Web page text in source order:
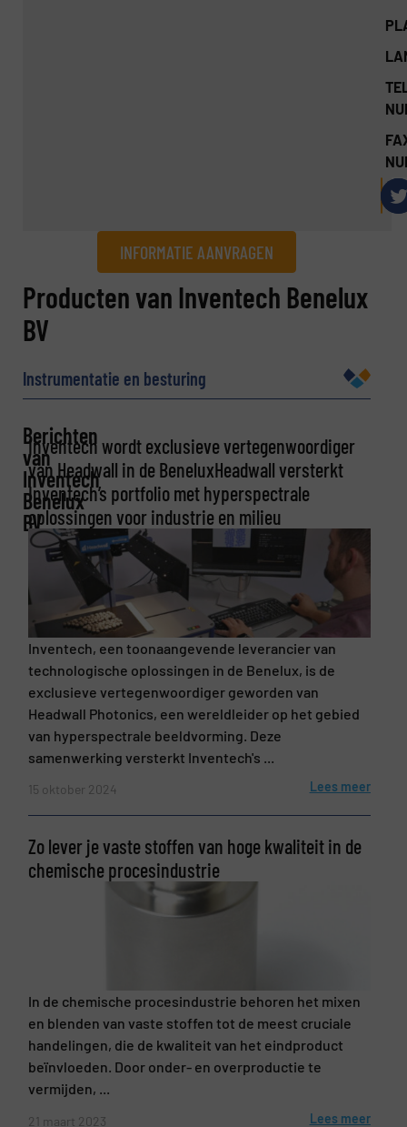
INFORMATIE AANVRAGEN
Informatie aanvragen
Naam
E-mail(Vereist)
Telefoonnummer
Onderwerp (Vereist)
Bericht (Vereist)
Nieuwsbrief
Ja, schrijf mij in voor de BulkTech
nieuwsbrieven.
CAPTCHA
Producten van Inventech Benelux
BV
Instrumentatie en besturing
Berichten
van
Inventech
Benelux
BV
Inventech wordt exclusieve vertegenwoordiger
van Headwall in de BeneluxHeadwall versterkt
Inventech’s portfolio met hyperspectrale
oplossingen voor industrie en milieu
Inventech, een toonaangevende leverancier van
technologische oplossingen in de Benelux, is de
exclusieve vertegenwoordiger geworden van
Headwall Photonics, een wereldleider op het gebied
van hyperspectrale beeldvorming. Deze
samenwerking versterkt Inventech's ...
15 oktober 2024 Lees meer
Zo lever je vaste stoffen van hoge kwaliteit in de
chemische procesindustrie
In de chemische procesindustrie behoren het mixen
en blenden van vaste stoffen tot de meest cruciale
handelingen, die de kwaliteit van het eindproduct
beïnvloeden. Door onder- en overproductie te
vermijden, ...
21 maart 2023 Lees meer